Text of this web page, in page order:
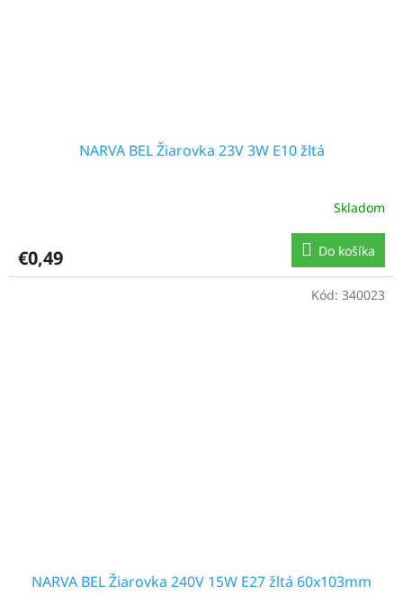
NARVA BEL Žiarovka 23V 3W E10 žltá
Skladom
€0,49 Do košíka
NARVA BEL Žiarovka 240V 15W E27 žltá 60x103mm
Kód: 340023